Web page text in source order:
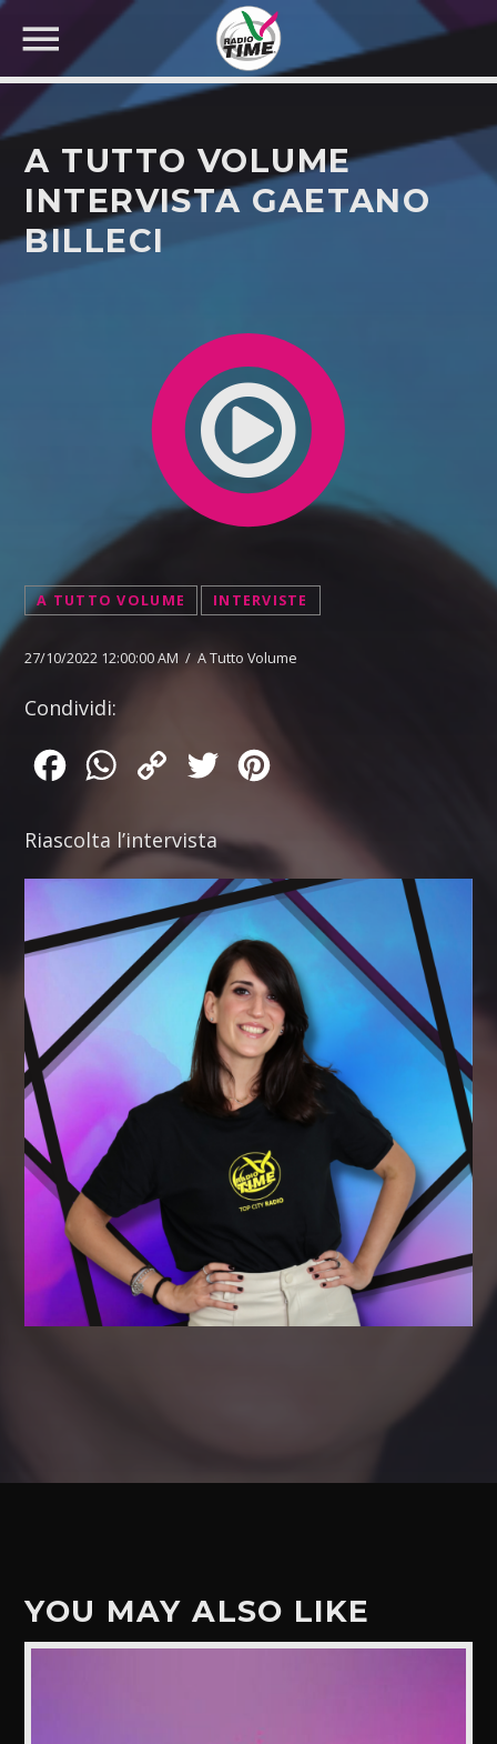
CERCA NEL SITO WEB:
A TUTTO VOLUME
INTERVISTA GAETANO
BILLECI
A TUTTO VOLUME INTERVISTE
27/10/2022 12:00:00 AM / A Tutto Volume
Condividi:
FacebookWhatsApp
Copy
Twitter
Riascolta l’intervista
YOU MAY ALSO LIKE